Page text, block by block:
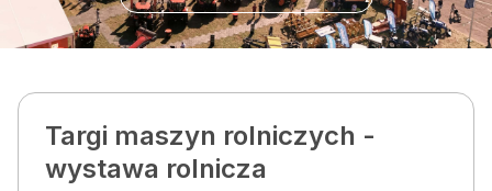
Targi maszyn rolniczych -
wystawa rolnicza